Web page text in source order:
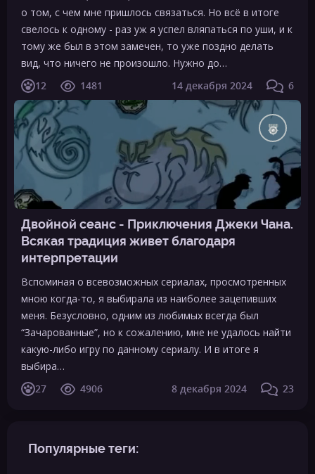
Популярные теги:
о том, с чем мне пришлось связаться. Но всё в итоге
свелось к одному - раз уж я успел вляпаться по уши, и к
тому же был в этом замечен, то уже поздно делать
вид, что ничего не произошло. Нужно до…
12
1481 14 декабря 2024 6
Двойной сеанс - Приключения Джеки Чана.
Всякая традиция живет благодаря
интерпретации
Вспоминая о всевозможных сериалах, просмотренных
мною когда-то, я выбирала из наиболее зацепивших
меня. Безусловно, одним из любимых всегда был
“Зачарованные”, но к сожалению, мне не удалось найти
какую-либо игру по данному сериалу. И в итоге я
выбира…
27
4906 8 декабря 2024 23